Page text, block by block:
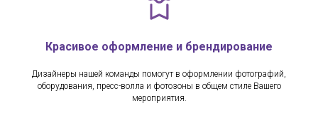
Красивое оформление и брендирование
Дизайнеры нашей команды помогут в оформлении фотографий,
оборудования, пресс-волла и фотозоны в общем стиле Вашего
мероприятия.